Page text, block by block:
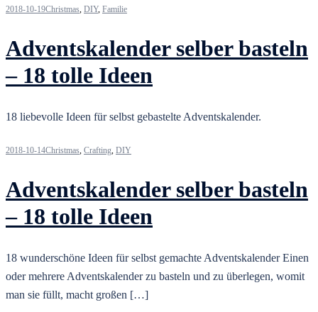
2018-10-19Christmas DIY, Familie
Adventskalender selber basteln
– 18 tolle Ideen
18 liebevolle Ideen für selbst gebastelte Adventskalender.
2018-10-14Christmas, Crafting, DIY
Adventskalender selber basteln
– 18 tolle Ideen
18 wunderschöne Ideen für selbst gemachte Adventskalender Einen
oder mehrere Adventskalender zu basteln und zu überlegen, womit
man sie füllt, macht großen […]